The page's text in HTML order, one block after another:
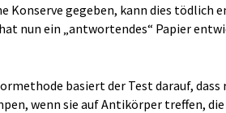
gegeben, kann dies tödlich
nun ein „antwortendes“ Papier
basiert der Test darauf,
wenn sie auf Antikörper treffen,